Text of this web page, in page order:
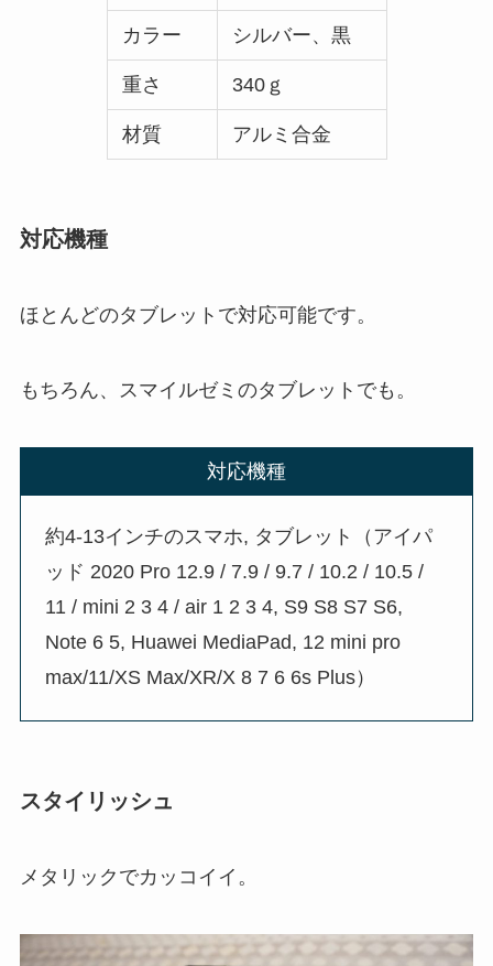
カラー シルバー、黒
重さ 340ｇ
材質 アルミ合金
対応機種
ほとんどのタブレットで対応可能です。
もちろん、スマイルゼミのタブレットでも。
対応機種
約4-13インチのスマホ, タブレット（アイパ
ッド 2020 Pro 12.9 / 7.9 / 9.7 / 10.2 / 10.5 /
11 / mini 2 3 4 / air 1 2 3 4, S9 S8 S7 S6,
Note 6 5, Huawei MediaPad, 12 mini pro
max/11/XS Max/XR/X 8 7 6 6s Plus）
スタイリッシュ
メタリックでカッコイイ。